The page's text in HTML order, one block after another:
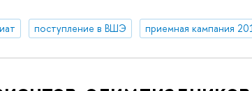
поступление в ВШЭ приемная кампания